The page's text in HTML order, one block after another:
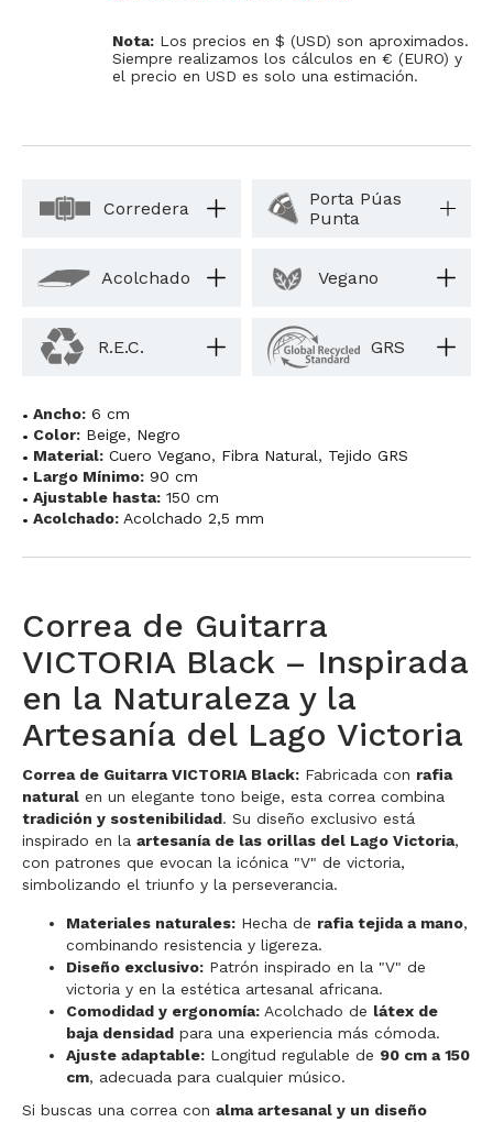
Nota: Los precios en $ (USD) son aproximados.
Siempre realizamos los cálculos en € (EURO) y
el precio en USD es solo una estimación.
Corredera
Porta Púas
Punta
Acolchado Vegano
R.E.C. GRS
Ancho: 6 cm
Color: Beige, Negro
Material: Cuero Vegano, Fibra Natural, Tejido GRS
Largo Mínimo: 90 cm
Ajustable hasta: 150 cm
Acolchado: Acolchado 2,5 mm
Correa de Guitarra
VICTORIA Black – Inspirada
en la Naturaleza y la
Artesanía del Lago Victoria
Correa de Guitarra VICTORIA Black: Fabricada con rafia
natural en un elegante tono beige, esta correa combina
tradición y sostenibilidad. Su diseño exclusivo está
inspirado en la artesanía de las orillas del Lago Victoria,
con patrones que evocan la icónica "V" de victoria,
simbolizando el triunfo y la perseverancia.
Materiales naturales: Hecha de rafia tejida a mano,
combinando resistencia y ligereza.
Diseño exclusivo: Patrón inspirado en la "V" de
victoria y en la estética artesanal africana.
Comodidad y ergonomía: Acolchado de látex de
baja densidad para una experiencia más cómoda.
Ajuste adaptable: Longitud regulable de 90 cm a 150
cm, adecuada para cualquier músico.
Si buscas una correa con alma artesanal y un diseño